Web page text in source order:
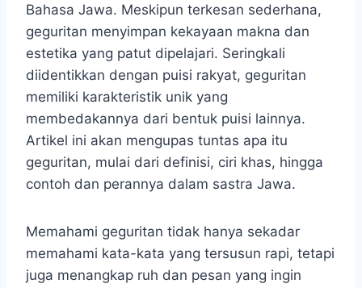
Bahasa Jawa. Meskipun terkesan sederhana,
geguritan menyimpan kekayaan makna dan
estetika yang patut dipelajari. Seringkali
diidentikkan dengan puisi rakyat, geguritan
memiliki karakteristik unik yang
membedakannya dari bentuk puisi lainnya.
Artikel ini akan mengupas tuntas apa itu
geguritan, mulai dari definisi, ciri khas, hingga
contoh dan perannya dalam sastra Jawa.
Memahami geguritan tidak hanya sekadar
memahami kata-kata yang tersusun rapi, tetapi
juga menangkap ruh dan pesan yang ingin